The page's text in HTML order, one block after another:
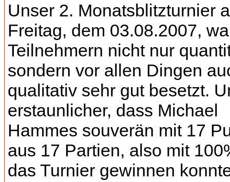
Unser 2. Monatsblitzturnier
Freitag, dem 03.08.2007,
Teilnehmern nicht nur
sondern vor allen Dingen
qualitativ sehr gut besetzt.
erstaunlicher, dass Michael
Hammes souverän mit 17
aus 17 Partien, also mit
das Turnier gewinnen